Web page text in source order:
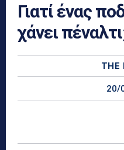
Γιατί ένας
χάνει
THE
20/